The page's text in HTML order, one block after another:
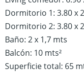
Dormitorio 1: 3.80 x
Dormitorio 2: 3.80 x
Baño: 2 x 1,7 mts
Balcón: 10 mts²
Superficie total: 65